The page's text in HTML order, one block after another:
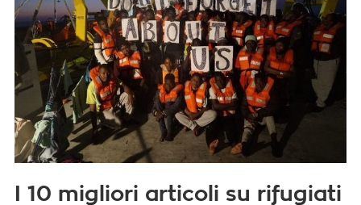
I 10 migliori articoli su rifugiati